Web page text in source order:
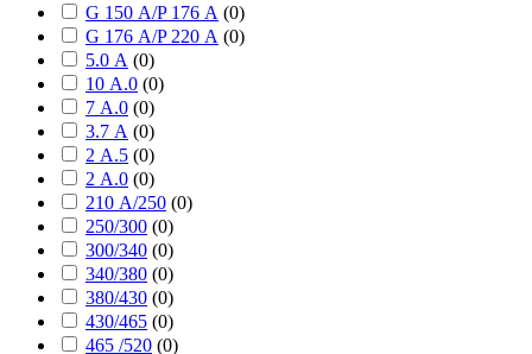
G 150 А/P 176 А (0)
G 176 А/P 220 А (0)
5.0 А (0)
10 А.0 (0)
7 А.0 (0)
3.7 А (0)
2 А.5 (0)
2 А.0 (0)
210 А/250 (0)
250/300 (0)
300/340 (0)
340/380 (0)
380/430 (0)
430/465 (0)
465 /520 (0)